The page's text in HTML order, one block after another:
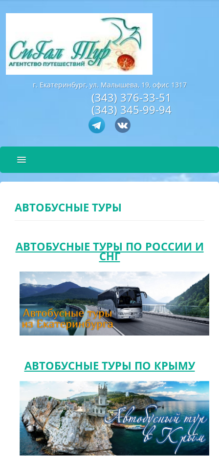
г. Екатеринбург, ул. Малышева, 19, офис 1317
(343) 376-33-51
(343) 345-99-94
НАШИ УСЛУГИ
ТУРИСТАМ
О НАС
АВТОБУСНЫЕ ТУРЫ
АВТОБУСНЫЕ ТУРЫ ПО РОССИИ И
СНГ
АВТОБУСНЫЕ ТУРЫ ПО КРЫМУ